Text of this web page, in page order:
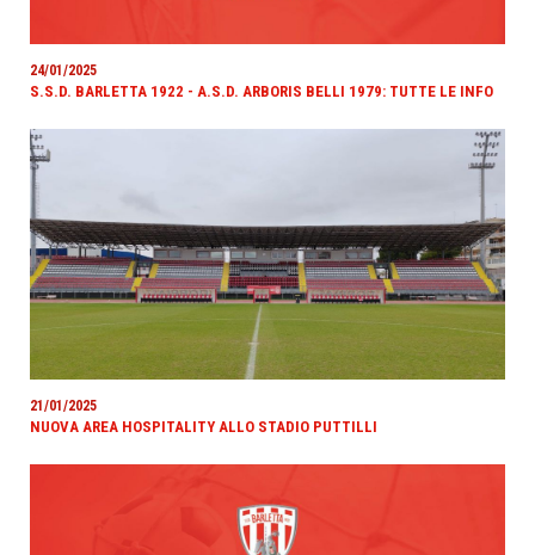
24/01/2025
S.S.D. BARLETTA 1922 - A.S.D. ARBORIS BELLI 1979: TUTTE LE INFO
21/01/2025
NUOVA AREA HOSPITALITY ALLO STADIO PUTTILLI